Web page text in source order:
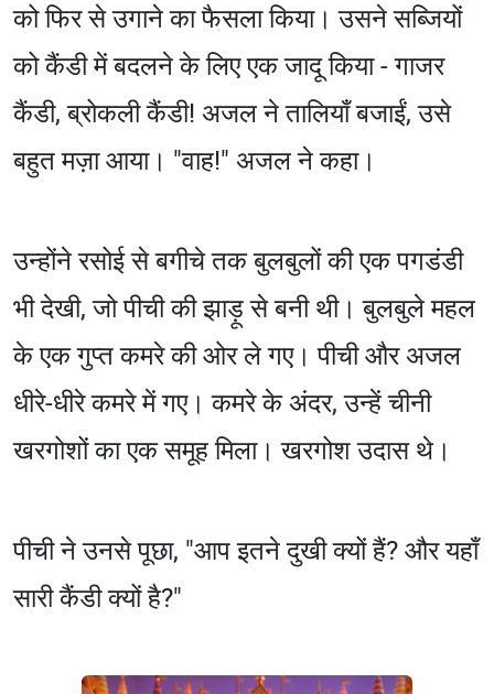
को फिर से उगाने का फैसला किया। उसने सब्जियों
को कैंडी में बदलने के लिए एक जादू किया - गाजर
कैंडी, ब्रोकली कैंडी! अजल ने तालियाँ बजाईं, उसे
बहुत मज़ा आया। "वाह!" अजल ने कहा।
उन्होंने रसोई से बगीचे तक बुलबुलों की एक पगडंडी
भी देखी, जो पीची की झाड़ू से बनी थी। बुलबुले महल
के एक गुप्त कमरे की ओर ले गए। पीची और अजल
धीरे-धीरे कमरे में गए। कमरे के अंदर, उन्हें चीनी
खरगोशों का एक समूह मिला। खरगोश उदास थे।
पीची ने उनसे पूछा, "आप इतने दुखी क्यों हैं? और यहाँ
सारी कैंडी क्यों है?"